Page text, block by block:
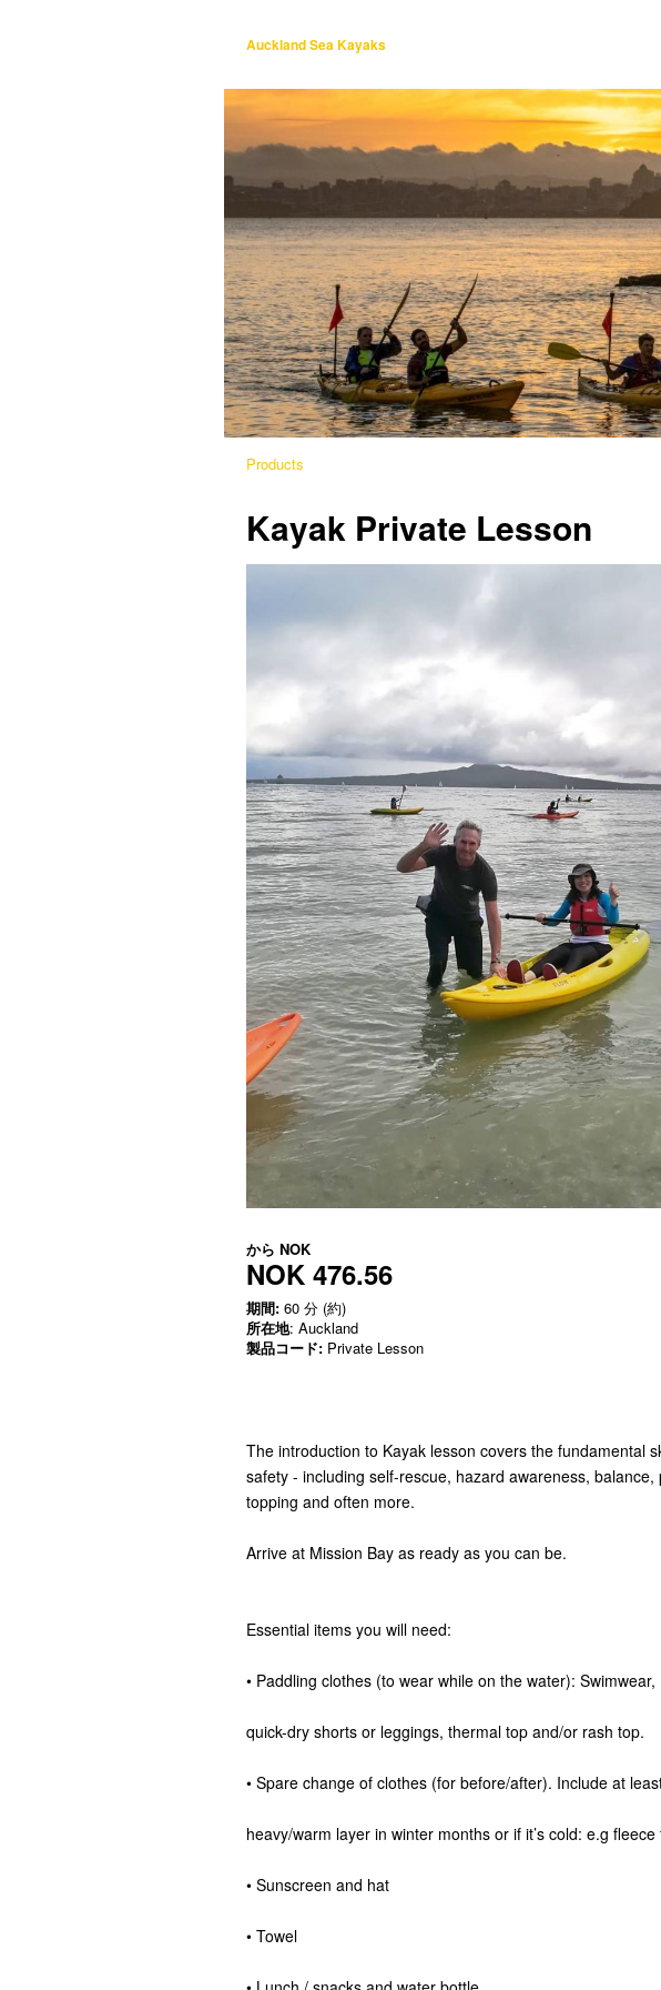
Auckland Sea Kayaks
Products
Kayak Private Lesson
から NOK
NOK 476.56
期間: 60 分 (約)
所在地: Auckland
製品コード: Private Lesson
The introduction to Kayak lesson covers the fundamental
safety - including self-rescue, hazard awareness,
topping and often more.
Arrive at Mission Bay as ready as you can be.
Essential items you will need:
• Paddling clothes (to wear while on the water): Swimwear,
quick-dry shorts or leggings, thermal top and/or rash top.
• Spare change of clothes (for before/after). Include at
heavy/warm layer in winter months or if it’s cold: e.g fleece
• Sunscreen and hat
• Towel